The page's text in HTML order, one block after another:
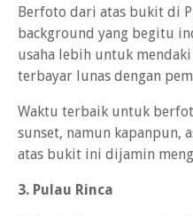
Berfoto dari atas bukit di
background yang begitu
usaha lebih untuk
terbayar lunas dengan
Waktu terbaik untuk
sunset, namun kapanpun,
atas bukit ini dijamin
3. Pulau Rinca